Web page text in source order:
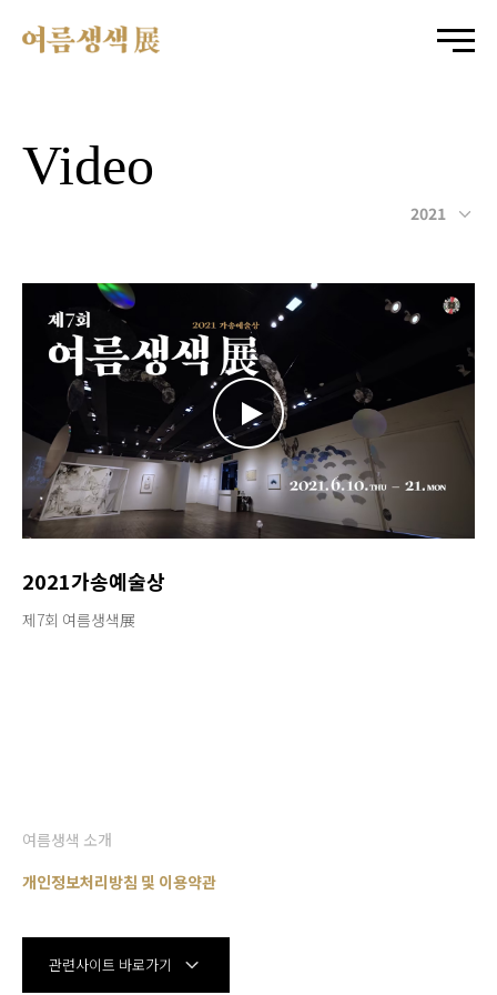
Video
2021
2021가송예술상
제7회 여름생색展
여름생색 소개
개인정보처리방침 및 이용약관
관련사이트 바로가기